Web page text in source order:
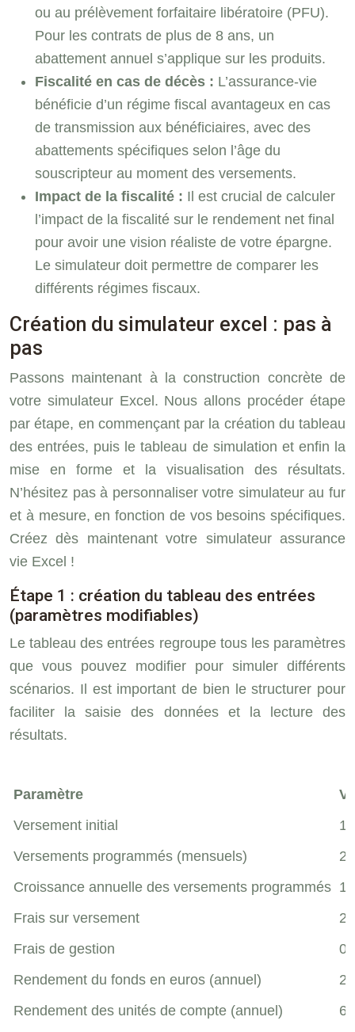
ou au prélèvement forfaitaire libératoire (PFU).
Pour les contrats de plus de 8 ans, un
abattement annuel s’applique sur les produits.
Fiscalité en cas de décès : L’assurance-vie
bénéficie d’un régime fiscal avantageux en cas
de transmission aux bénéficiaires, avec des
abattements spécifiques selon l’âge du
souscripteur au moment des versements.
Impact de la fiscalité : Il est crucial de calculer
l’impact de la fiscalité sur le rendement net final
pour avoir une vision réaliste de votre épargne.
Le simulateur doit permettre de comparer les
différents régimes fiscaux.
Création du simulateur excel : pas à
pas
Passons maintenant à la construction concrète de
votre simulateur Excel. Nous allons procéder étape
par étape, en commençant par la création du tableau
des entrées, puis le tableau de simulation et enfin la
mise en forme et la visualisation des résultats.
N’hésitez pas à personnaliser votre simulateur au fur
et à mesure, en fonction de vos besoins spécifiques.
Créez dès maintenant votre simulateur assurance
vie Excel !
Étape 1 : création du tableau des entrées
(paramètres modifiables)
Le tableau des entrées regroupe tous les paramètres
que vous pouvez modifier pour simuler différents
scénarios. Il est important de bien le structurer pour
faciliter la saisie des données et la lecture des
résultats.
Paramètre
Versement initial
Versements programmés (mensuels)
Croissance annuelle des versements programmés 1
Frais sur versement
2
Frais de gestion
Rendement du fonds en euros (annuel)
Rendement des unités de compte (annuel)
6